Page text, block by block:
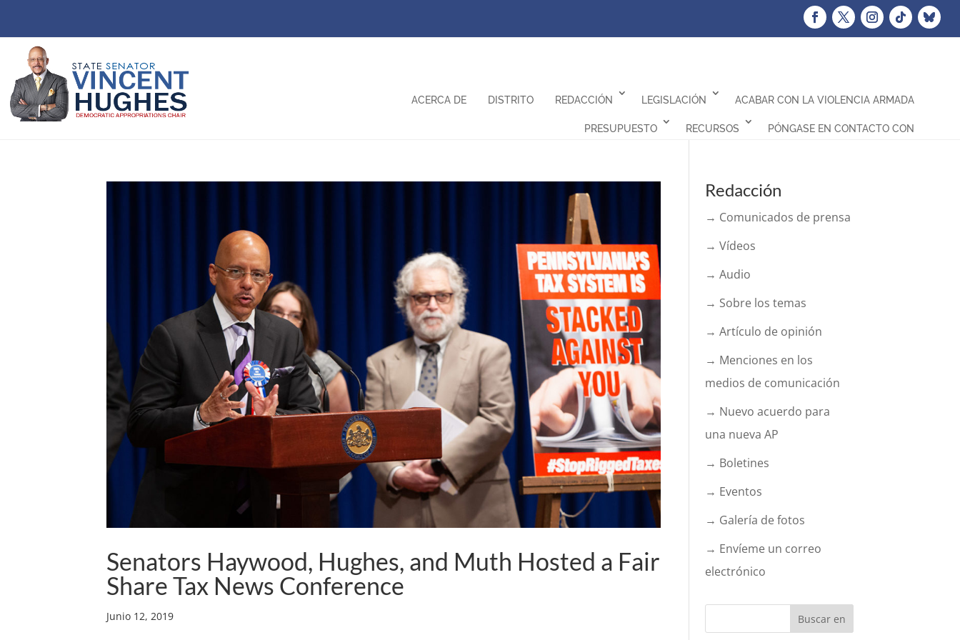
ACERCA DE DISTRITO REDACCIÓN LEGISLACIÓN ACABAR CON LA VIOLENCIA ARMADA
PRESUPUESTO RECURSOS PÓNGASE EN CONTACTO CON
Senators Haywood, Hughes, and Muth Hosted a Fair
Share Tax News Conference
Junio 12, 2019
Redacción
→ Comunicados de prensa
→ Vídeos
→ Audio
→ Sobre los temas
→ Artículo de opinión
→ Menciones en los
medios de comunicación
→ Nuevo acuerdo para
una nueva AP
→ Boletines
→ Eventos
→ Galería de fotos
→ Envíeme un correo
electrónico